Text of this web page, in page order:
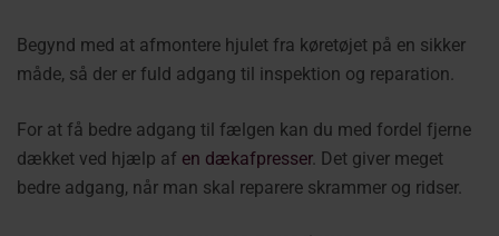
Begynd med at afmontere hjulet fra køretøjet på en sikker
måde, så der er fuld adgang til inspektion og reparation.
For at få bedre adgang til fælgen kan du med fordel fjerne
dækket ved hjælp af en dækafpresser. Det giver meget
bedre adgang, når man skal reparere skrammer og ridser.